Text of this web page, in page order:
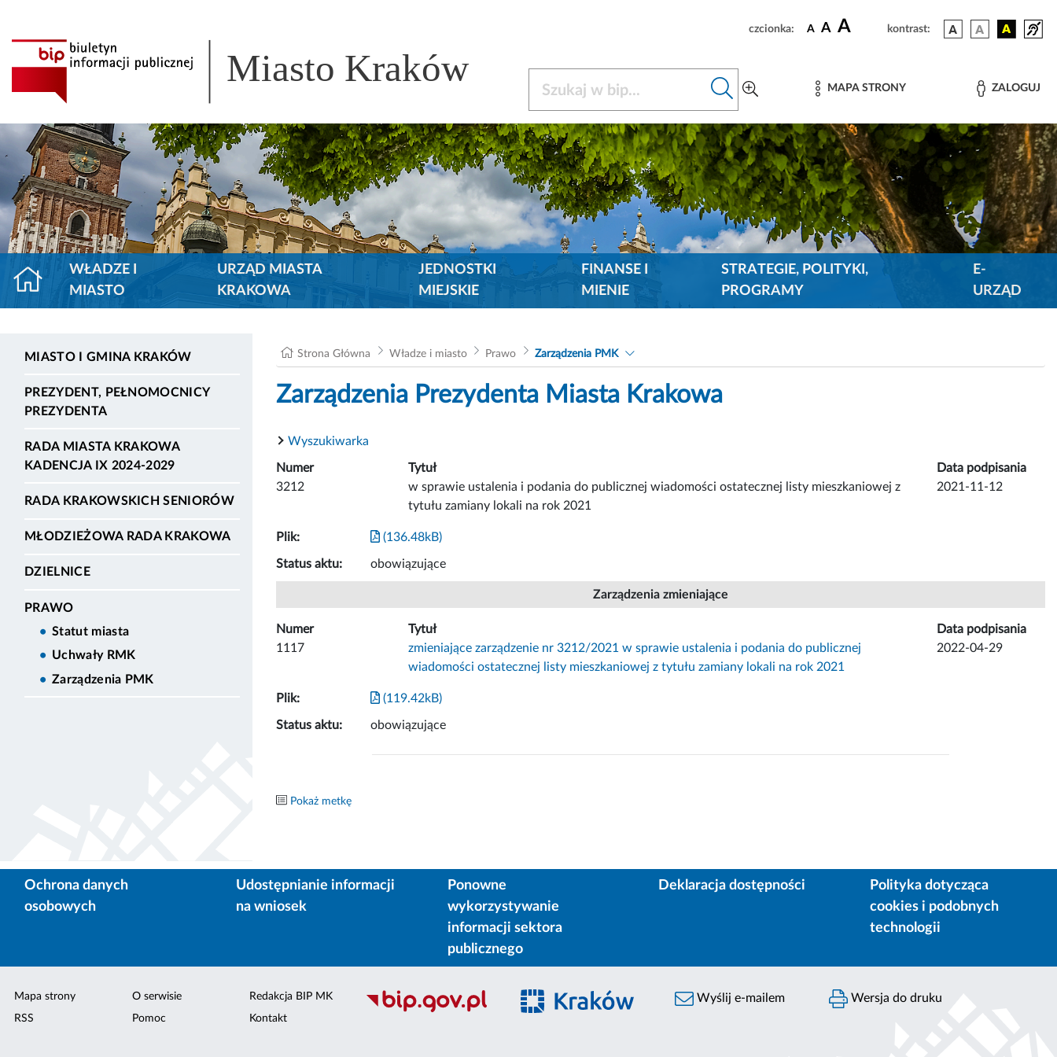
czcionka: A A A kontrast:
Miasto Kraków MAPA STRONY ZALOGUJ
WŁADZE I
MIASTO
URZĄD MIASTA
KRAKOWA
JEDNOSTKI
MIEJSKIE
FINANSE I
MIENIE
STRATEGIE, POLITYKI,
PROGRAMY
E-
URZĄD
MIASTO I GMINA KRAKÓW
PREZYDENT, PEŁNOMOCNICY
PREZYDENTA
RADA MIASTA KRAKOWA
KADENCJA IX 2024-2029
RADA KRAKOWSKICH SENIORÓW
MŁODZIEŻOWA RADA KRAKOWA
DZIELNICE
PRAWO
Statut miasta
Uchwały RMK
Zarządzenia PMK
Strona Główna Władze i miasto Prawo Zarządzenia PMK
Zarządzenia Prezydenta Miasta Krakowa
Wyszukiwarka
Numer Tytuł
Data podpisania
3212
w sprawie ustalenia i podania do publicznej wiadomości ostatecznej listy mieszkaniowej z
tytułu zamiany lokali na rok 2021
2021-11-12
Plik: (136.48kB)
Status aktu: obowiązujące
Zarządzenia zmieniające
Numer Tytuł
Data podpisania
1117
zmieniające zarządzenie nr 3212/2021 w sprawie ustalenia i podania do publicznej
wiadomości ostatecznej listy mieszkaniowej z tytułu zamiany lokali na rok 2021
2022-04-29
Plik: (119.42kB)
Status aktu: obowiązujące
Pokaż metkę
Ochrona danych
osobowych
Udostępnianie informacji
na wniosek
Ponowne
wykorzystywanie
informacji sektora
publicznego
Deklaracja dostępności
Polityka dotycząca
cookies i podobnych
technologii
Mapa strony
RSS
O serwisie
Pomoc
Redakcja BIP MK
Kontakt
Wyślij e-mailem Wersja do druku